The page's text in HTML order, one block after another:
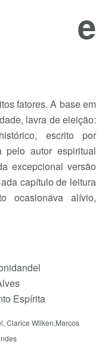
e
fatores. A base em
lavra de eleição:
escrito por
pelo autor espiritual
excepcional versão
capítulo de leitura
ocasionava alívio,
Espírita
Clarice Wilken,Marcos